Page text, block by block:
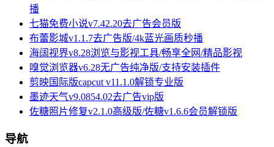
播
七猫免费小说v7.42.20去广告会员版
布蕾影城v1.1.7去广告版/4k蓝光画质秒播
海阔视界v8.28浏览与影视工具/畅享全网/精品影视
嗅觉浏览器v6.28无广告纯净版/支持安装插件
剪映国际版capcut v11.1.0解锁专业版
墨迹天气v9.0854.02去广告vip版
佐糖照片修复v2.1.0高级版/佐糖v1.6.6会员解锁版
导航